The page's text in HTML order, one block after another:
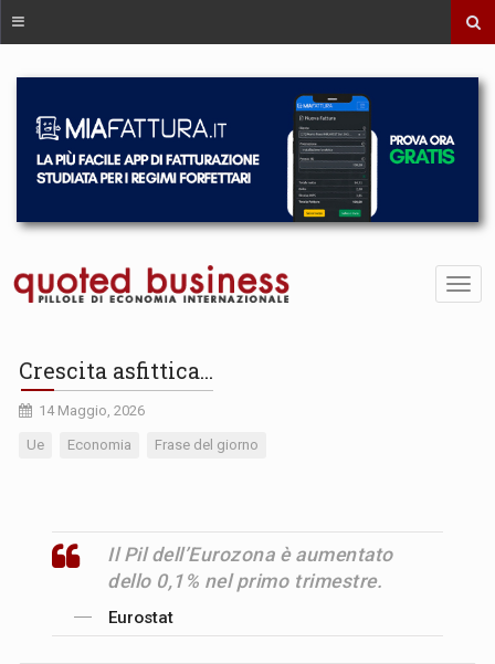
Crescita asfittica...
14 Maggio, 2026
Ue Economia Frase del giorno
Il Pil dell’Eurozona è aumentato
dello 0,1% nel primo trimestre.
Eurostat